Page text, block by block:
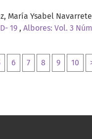
María Ysabel
19 , Albores: Vol. 3
6 7 8 9 10